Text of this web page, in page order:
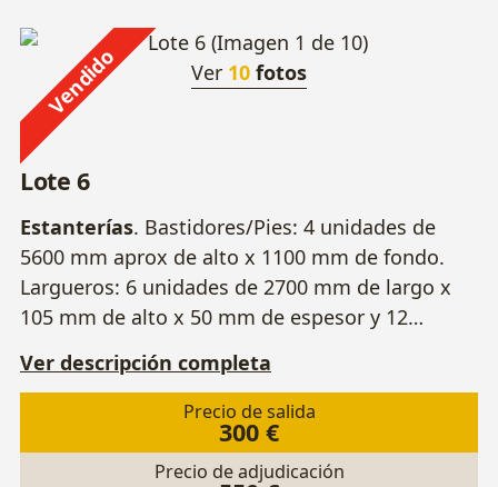
Vendido Ver 10 fotos
Lote 6
Estanterías. Bastidores/Pies: 4 unidades de
5600 mm aprox de alto x 1100 mm de fondo.
Largueros: 6 unidades de 2700 mm de largo x
105 mm de alto x 50 mm de espesor y 12
alto x 50 mm de espesor.
Ver descripción completa
Precio de salida
300 €
Precio de adjudicación